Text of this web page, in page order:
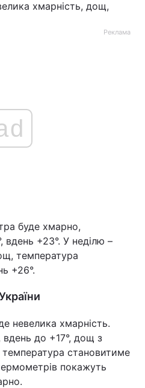
хмарність, дощ,
Реклама
буде хмарно,
вдень +23°. У неділю –
температура
+26°.
невелика хмарність.
вдень до +17°, дощ з
температура становитиме
покажуть